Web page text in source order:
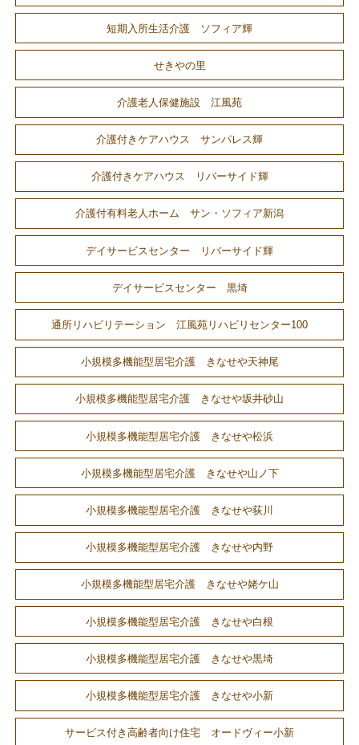
短期入所生活介護 ソフィア輝
せきやの里
介護老人保健施設 江風苑
介護付きケアハウス サンパレス輝
介護付きケアハウス リバーサイド輝
介護付有料老人ホーム サン・ソフィア新潟
デイサービスセンター リバーサイド輝
デイサービスセンター 黒埼
通所リハビリテーション 江風苑リハビリセンター100
小規模多機能型居宅介護 きなせや天神尾
小規模多機能型居宅介護 きなせや坂井砂山
小規模多機能型居宅介護 きなせや松浜
小規模多機能型居宅介護 きなせや山ノ下
小規模多機能型居宅介護 きなせや荻川
小規模多機能型居宅介護 きなせや内野
小規模多機能型居宅介護 きなせや姥ケ山
小規模多機能型居宅介護 きなせや白根
小規模多機能型居宅介護 きなせや黒埼
小規模多機能型居宅介護 きなせや小新
サービス付き高齢者向け住宅 オードヴィー小新